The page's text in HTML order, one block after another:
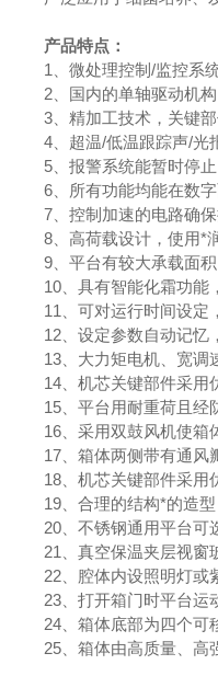
产品特点：
1、微处理控制/监控系
2、国内的单轴驱动机
3、精加工技术，关键
4、超温/低温跟踪声/光
5、报警系统能暂时停
6、所有功能均能在数
7、控制加速的电路确
8、高荷载设计，使用*
9、平台有较大承载面
10、具有智能化霜功能
11、可对运行时间设定
12、设定参数自动记忆
13、大力矩电机、宽调
14、机芯关键部件采用
15、平台用耐重荷且经
16、采用双鼓风机使箱
17、箱体两侧带有通风
18、机芯关键部件采用
19、合理的结构*的造
20、不锈钢通用平台可
21、真空保温夹层视窗
22、腔体内设照明灯或
23、打开箱门时平台运
24、箱体底部为四个可
25、箱体由高质量、高